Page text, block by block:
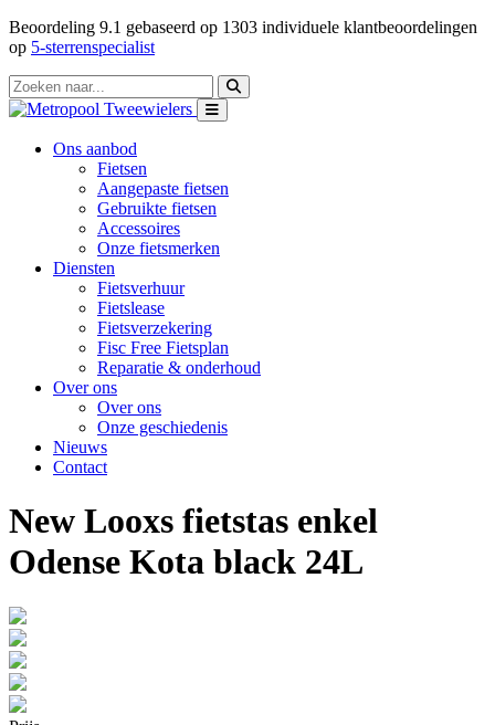
Beoordeling 9.1 gebaseerd op 1303 individuele klantbeoordelingen
op 5-sterrenspecialist
Ons aanbod
Fietsen
Aangepaste fietsen
Gebruikte fietsen
Accessoires
Onze fietsmerken
Diensten
Fietsverhuur
Fietslease
Fietsverzekering
Fisc Free Fietsplan
Reparatie & onderhoud
Over ons
Over ons
Onze geschiedenis
Nieuws
Contact
New Looxs fietstas enkel
Odense Kota black 24L